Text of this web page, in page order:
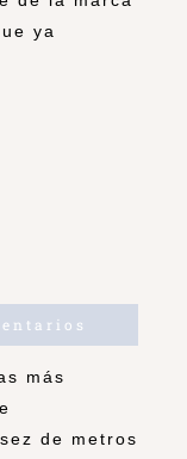
ya
más
de metros